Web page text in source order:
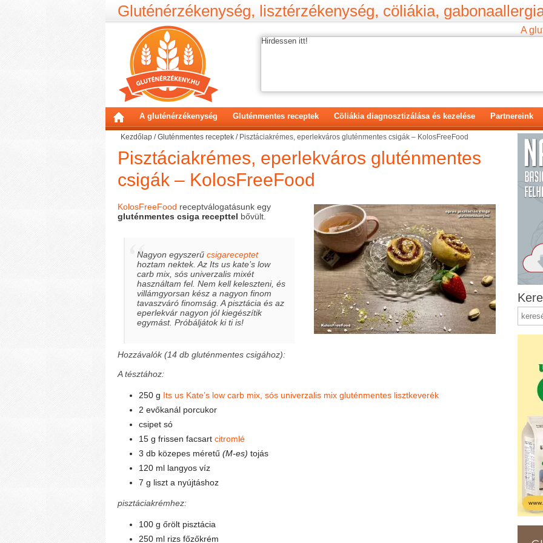
Gluténérzékenység, lisztérzékenység, cöliákia,
A
Hirdessen itt!
A gluténérzékenység Gluténmentes receptek Cöliákia diagnosztizálása és kezelése Partnereink
Kezdőlap /Gluténmentes receptek / Pisztáciakrémes, eperlekváros gluténmentes csigák – KolosFreeFood
Pisztáciakrémes, eperlekváros gluténmentes
csigák – KolosFreeFood
KolosFreeFood receptválogatásunk egy
gluténmentes csiga recepttel bővült.
Nagyon egyszerű csigareceptet
hoztam nektek. Az Its us kate’s low
carb mix, sós univerzalis mixét
használtam fel. Nem kell keleszteni, és
villámgyorsan kész a nagyon finom
tavaszváró finomság. A pisztácia és az
eperlekvár nagyon jól kiegészítik
egymást. Próbáljátok ki ti is!
Hozzávalók (14 db gluténmentes csigához):
A tésztához:
250 g Its us Kate’s low carb mix, sós univerzalis mix gluténmentes lisztkeverék
2 evőkanál porcukor
csipet só
15 g frissen facsart citromlé
3 db közepes méretű (M-es) tojás
120 ml langyos víz
7 g liszt a nyújtáshoz
pisztáciakrémhez:
100 g őrölt pisztácia
250 ml rizs főzőkrém